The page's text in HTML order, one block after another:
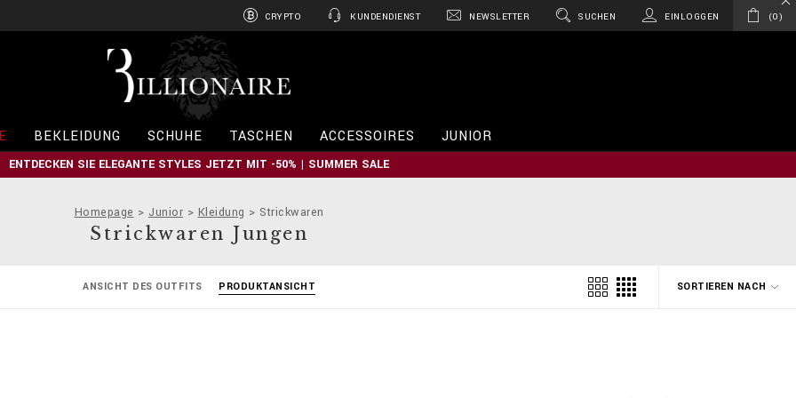
CRYPTO KUNDENDIENST NEWSLETTER SUCHEN EINLOGGEN 0
l
o
n
a
e
BEKLEIDUNG SCHUHE TASCHEN ACCESSOIRES JUNIOR
ENTDECKEN SIE ELEGANTE STYLES JETZT MIT -50% | SUMMER SALE
Homepage Junior Kleidung Strickwaren
Strickwaren Jungen
SORTIEREN NACH
ANSICHT DES OUTFITS PRODUKTANSICHT